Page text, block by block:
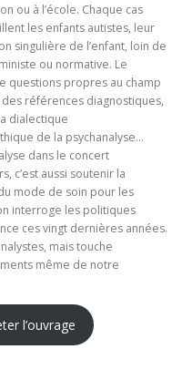
ou à l’école. Chaque cas
les enfants autistes, leur
singulière de l’enfant, loin de
ou normative. Le
questions propres au champ
références diagnostiques,
dialectique
de la psychanalyse…
dans le concert
c’est aussi soutenir la
mode de soin pour les
interroge les politiques
ces vingt dernières années.
mais touche
même de notre
l’ouvrage